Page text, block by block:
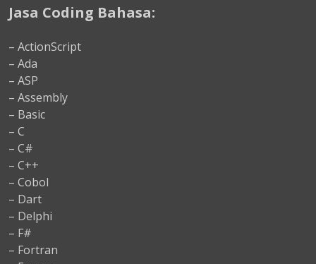
Jasa Coding Bahasa:
– ActionScript
– Ada
– ASP
– Assembly
– Basic
– C
– C#
– C++
– Cobol
– Dart
– Delphi
– F#
– Fortran